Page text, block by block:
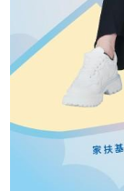
2025 / 09 / 01
2025 / 03 / 15
2023 / 05 / 11